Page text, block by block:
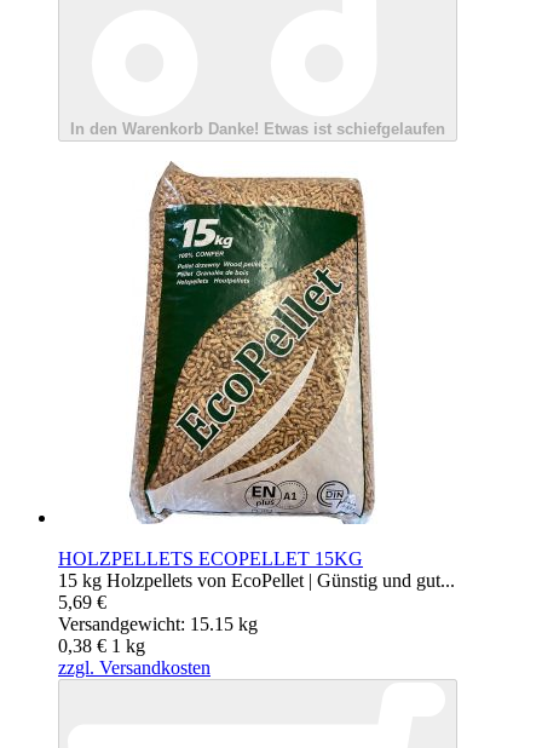
In den Warenkorb Danke! Etwas ist schiefgelaufen
HOLZPELLETS ECOPELLET 15KG
15 kg Holzpellets von EcoPellet | Günstig und gut...
5,69 €
Versandgewicht: 15.15 kg
0,38 € 1 kg
zzgl. Versandkosten